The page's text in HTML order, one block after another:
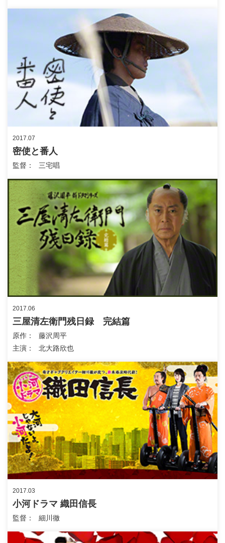
2017.07
密使と番人
監督 三宅唱
2017.06
三屋清左衛門残日録 完結篇
原作
主演
藤沢周平
北大路欣也
2017.03
小河ドラマ 織田信長
監督 細川徹